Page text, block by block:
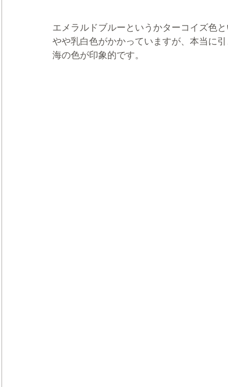
エメラルドブルーというかターコイズ色
やや乳白色がかかっていますが、本当に
海の色が印象的です。